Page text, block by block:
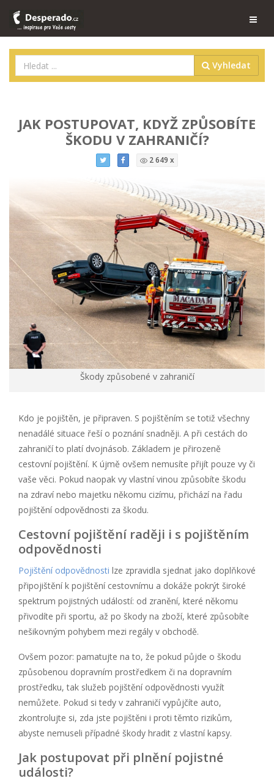
Vyhledat
JAK POSTUPOVAT, KDYŽ ZPŮSOBÍTE
ŠKODU V ZAHRANIČÍ?
2 649 x
Škody způsobené v zahraničí
Kdo je pojištěn, je připraven. S pojištěním se totiž všechny
nenadálé situace řeší o poznání snadněji. A při cestách do
zahraničí to platí dvojnásob. Základem je přirozeně
cestovní pojištění. K újmě ovšem nemusíte přijít pouze vy či
vaše věci. Pokud naopak vy vlastní vinou způsobíte škodu
na zdraví nebo majetku někomu cizímu, přichází na řadu
pojištění odpovědnosti za škodu.
Cestovní pojištění raději i s pojištěním
odpovědnosti
Pojištění odpovědnosti lze zpravidla sjednat jako doplňkové
připojištění k pojištění cestovnímu a dokáže pokrýt široké
spektrum pojistných událostí: od zranění, které někomu
přivodíte při sportu, až po škody na zboží, které způsobíte
nešikovným pohybem mezi regály v obchodě.
Ovšem pozor: pamatujte na to, že pokud půjde o škodu
způsobenou dopravním prostředkem či na dopravním
prostředku, tak služeb pojištění odpovědnosti využít
nemůžete. Pokud si tedy v zahraničí vypůjčíte auto,
zkontrolujte si, zda jste pojištěni i proti těmto rizikům,
abyste nemuseli případné škody hradit z vlastní kapsy.
Jak postupovat při plnění pojistné
události?